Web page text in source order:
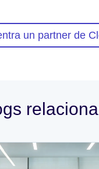
un partner de